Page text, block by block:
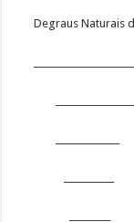
Degraus Naturais
___________
_________ -